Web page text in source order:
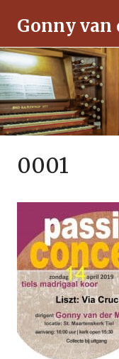
naar
de
inhoud
Gonny van
0001